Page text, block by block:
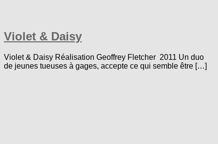
Violet & Daisy
Violet & Daisy Réalisation Geoffrey Fletcher 2011 Un duo
de jeunes tueuses à gages, accepte ce qui semble être […]